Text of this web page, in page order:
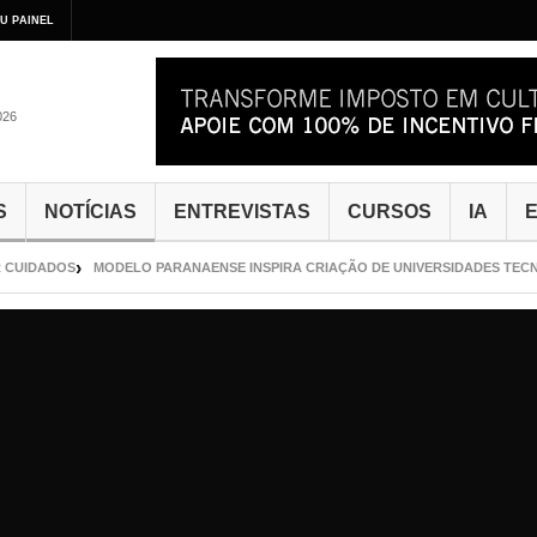
PAINEL
NOTÍCIAS ENTREVISTAS CURSOS IA
MODELO PARANAENSE INSPIRA CRIAÇÃO DE UNIVERSIDADES